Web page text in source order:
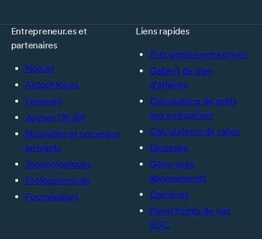
Entrepreneur.es et
partenaires
Noir.es
Autochtones
Femmes
Jeunes (18-39)
Nouvelles et nouveaux
arrivants
Technologiques
Professionel.les
Fournisseurs
Liens rapides
Prêt petites entreprises
Gabarit de plan
d’affaires
Calculatrice de prêts
aux entreprises
Calculateurs de ratios
Glossaire
Gérer mes
abonnements
Carrières
Panel Points de vue
BDC